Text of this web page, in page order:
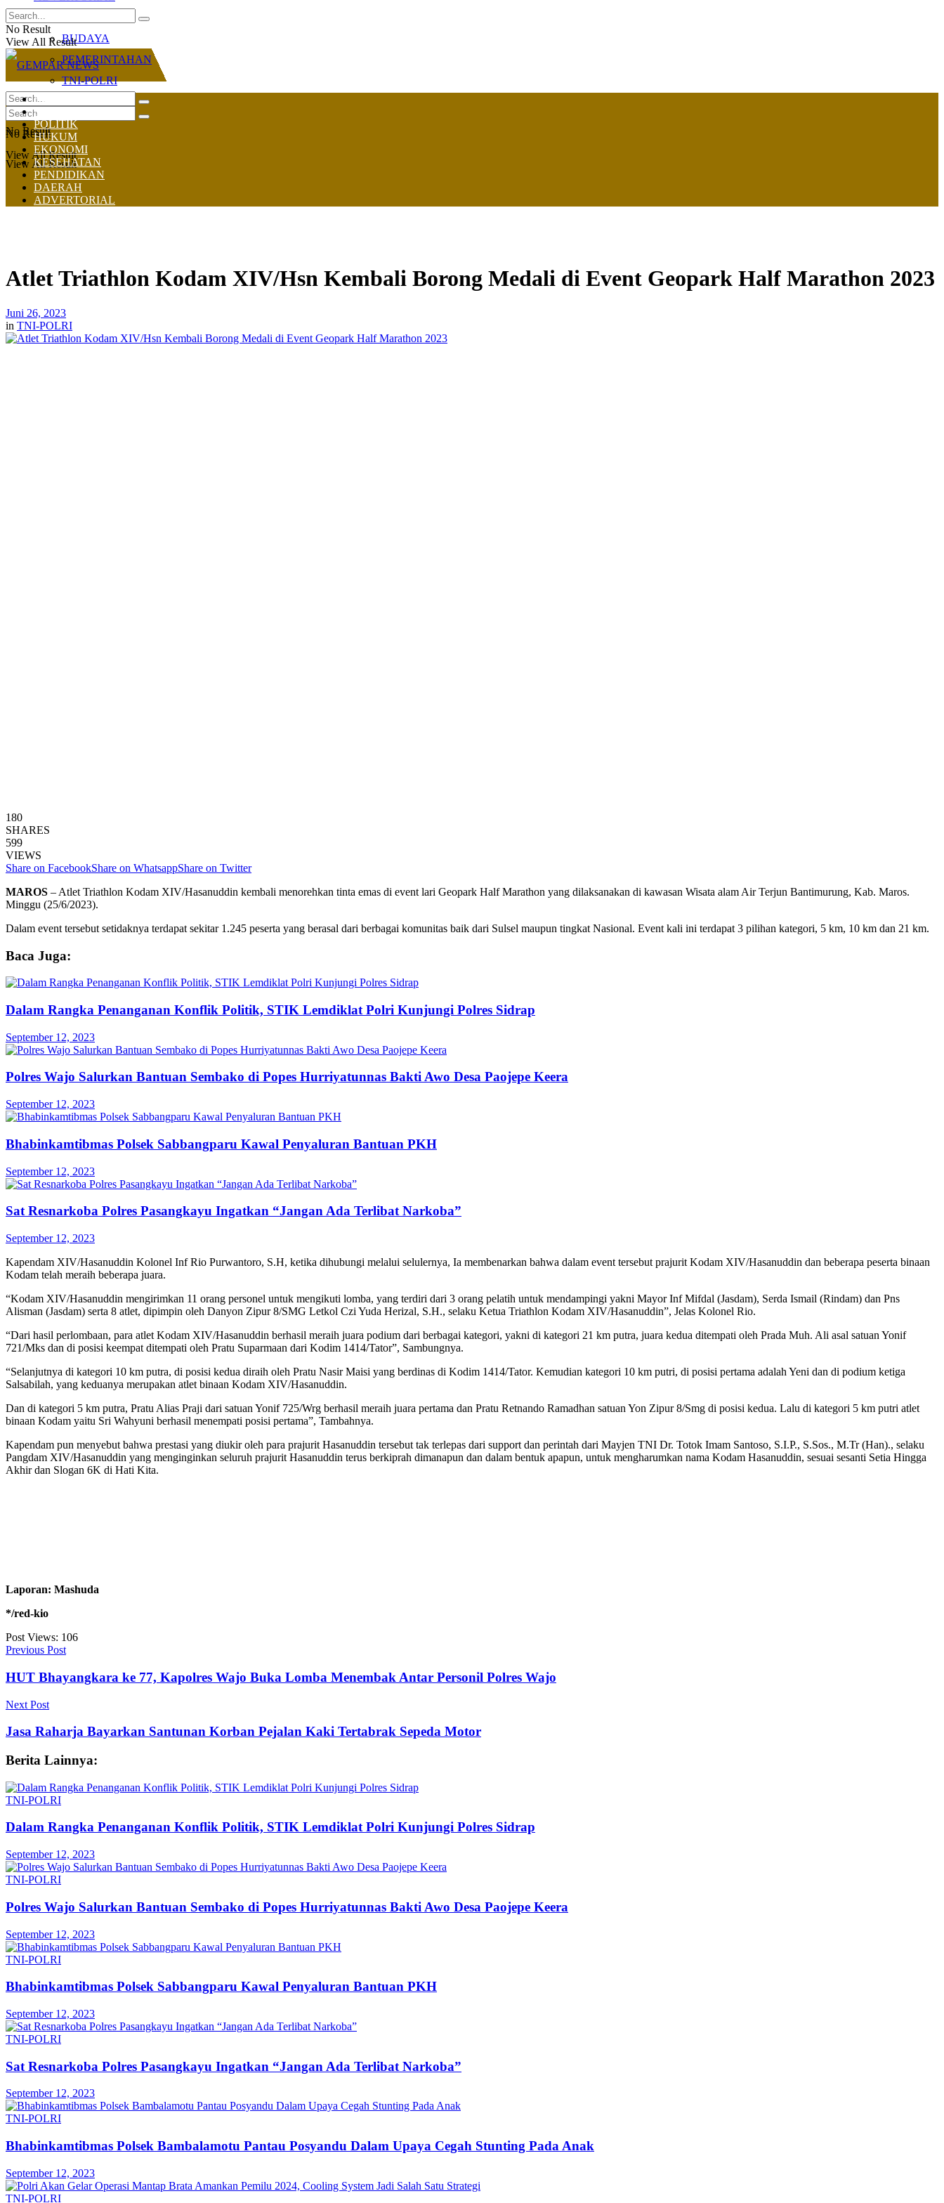
BUDAYA
PEMERINTAHAN
TNI-POLRI
No Result
View All Result
No Result
View All Result
No Result
View All Result
HOME
NASIONAL
POLITIK
HUKUM
EKONOMI
KESEHATAN
PENDIDIKAN
DAERAH
ADVERTORIAL
Atlet Triathlon Kodam XIV/Hsn Kembali Borong Medali di Event Geopark Half Marathon 2023
Juni 26, 2023
in TNI-POLRI
180
SHARES
599
VIEWS
Share on FacebookShare on WhatsappShare on Twitter
MAROS – Atlet Triathlon Kodam XIV/Hasanuddin kembali menorehkan tinta emas di event lari Geopark Half Marathon yang dilaksanakan di kawasan Wisata alam Air Terjun Bantimurung, Kab. Maros.
Minggu (25/6/2023).
Dalam event tersebut setidaknya terdapat sekitar 1.245 peserta yang berasal dari berbagai komunitas baik dari Sulsel maupun tingkat Nasional. Event kali ini terdapat 3 pilihan kategori, 5 km, 10 km dan 21 km.
Baca Juga:
Dalam Rangka Penanganan Konflik Politik, STIK Lemdiklat Polri Kunjungi Polres Sidrap
September 12, 2023
Polres Wajo Salurkan Bantuan Sembako di Popes Hurriyatunnas Bakti Awo Desa Paojepe Keera
September 12, 2023
Bhabinkamtibmas Polsek Sabbangparu Kawal Penyaluran Bantuan PKH
September 12, 2023
Sat Resnarkoba Polres Pasangkayu Ingatkan “Jangan Ada Terlibat Narkoba”
September 12, 2023
Kapendam XIV/Hasanuddin Kolonel Inf Rio Purwantoro, S.H, ketika dihubungi melalui selulernya, Ia membenarkan bahwa dalam event tersebut prajurit Kodam XIV/Hasanuddin dan beberapa peserta binaan
Kodam telah meraih beberapa juara.
“Kodam XIV/Hasanuddin mengirimkan 11 orang personel untuk mengikuti lomba, yang terdiri dari 3 orang pelatih untuk mendampingi yakni Mayor Inf Mifdal (Jasdam), Serda Ismail (Rindam) dan Pns
Alisman (Jasdam) serta 8 atlet, dipimpin oleh Danyon Zipur 8/SMG Letkol Czi Yuda Herizal, S.H., selaku Ketua Triathlon Kodam XIV/Hasanuddin”, Jelas Kolonel Rio.
“Dari hasil perlombaan, para atlet Kodam XIV/Hasanuddin berhasil meraih juara podium dari berbagai kategori, yakni di kategori 21 km putra, juara kedua ditempati oleh Prada Muh. Ali asal satuan Yonif
721/Mks dan di posisi keempat ditempati oleh Pratu Suparmaan dari Kodim 1414/Tator”, Sambungnya.
“Selanjutnya di kategori 10 km putra, di posisi kedua diraih oleh Pratu Nasir Maisi yang berdinas di Kodim 1414/Tator. Kemudian kategori 10 km putri, di posisi pertama adalah Yeni dan di podium ketiga
Salsabilah, yang keduanya merupakan atlet binaan Kodam XIV/Hasanuddin.
Dan di kategori 5 km putra, Pratu Alias Praji dari satuan Yonif 725/Wrg berhasil meraih juara pertama dan Pratu Retnando Ramadhan satuan Yon Zipur 8/Smg di posisi kedua. Lalu di kategori 5 km putri atlet
binaan Kodam yaitu Sri Wahyuni berhasil menempati posisi pertama”, Tambahnya.
Kapendam pun menyebut bahwa prestasi yang diukir oleh para prajurit Hasanuddin tersebut tak terlepas dari support dan perintah dari Mayjen TNI Dr. Totok Imam Santoso, S.I.P., S.Sos., M.Tr (Han)., selaku
Pangdam XIV/Hasanuddin yang menginginkan seluruh prajurit Hasanuddin terus berkiprah dimanapun dan dalam bentuk apapun, untuk mengharumkan nama Kodam Hasanuddin, sesuai sesanti Setia Hingga
Akhir dan Slogan 6K di Hati Kita.
Laporan: Mashuda
*/red-kio
Post Views: 106
Previous Post
HUT Bhayangkara ke 77, Kapolres Wajo Buka Lomba Menembak Antar Personil Polres Wajo
Next Post
Jasa Raharja Bayarkan Santunan Korban Pejalan Kaki Tertabrak Sepeda Motor
Berita Lainnya:
TNI-POLRI
Dalam Rangka Penanganan Konflik Politik, STIK Lemdiklat Polri Kunjungi Polres Sidrap
September 12, 2023
TNI-POLRI
Polres Wajo Salurkan Bantuan Sembako di Popes Hurriyatunnas Bakti Awo Desa Paojepe Keera
September 12, 2023
TNI-POLRI
Bhabinkamtibmas Polsek Sabbangparu Kawal Penyaluran Bantuan PKH
September 12, 2023
TNI-POLRI
Sat Resnarkoba Polres Pasangkayu Ingatkan “Jangan Ada Terlibat Narkoba”
September 12, 2023
TNI-POLRI
Bhabinkamtibmas Polsek Bambalamotu Pantau Posyandu Dalam Upaya Cegah Stunting Pada Anak
September 12, 2023
TNI-POLRI